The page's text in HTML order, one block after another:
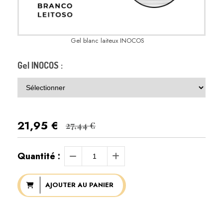
Gel blanc laiteux INOCOS
Gel INOCOS :
21,95 € 27,44 €
Quantité :
AJOUTER AU PANIER